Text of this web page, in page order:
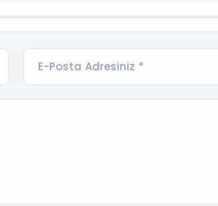
E-Posta Adresiniz *